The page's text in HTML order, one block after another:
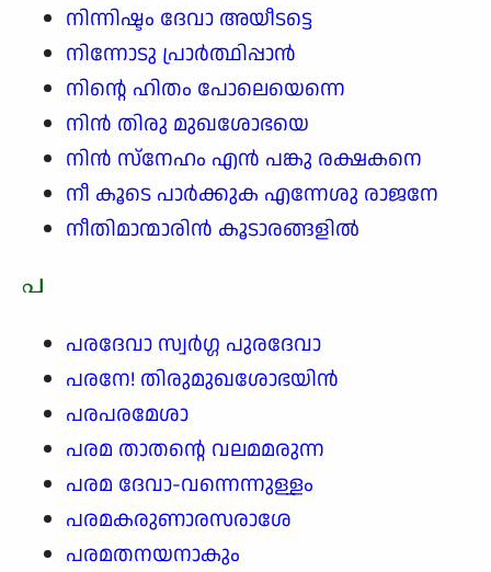
നിന്നിഷ്ടം ദേവാ അയീടട്ടെ
നിന്നോടു പ്രാർത്ഥിപ്പാൻ
നിന്റെ ഹിതം പോലെയെന്നെ
നിൻ തിരു മുഖശോഭയെ
നിൻ സ്നേഹം എൻ പങ്കു രക്ഷകനെ
നീ കൂടെ പാർക്കുക എന്നേശു രാജനേ
നീതിമാന്മാരിൻ കൂടാരങ്ങളിൽ
പ
പരദേവാ സ്വർഗ്ഗ പുരദേവാ
പരനേ! തിരുമുഖശോഭയിൻ
പരപരമേശാ
പരമ താതന്റെ വലമമരുന്ന
പരമ ദേവാ-വന്നെന്നുള്ളം
പരമകരുണാരസരാശേ
പരമതനയനാകും